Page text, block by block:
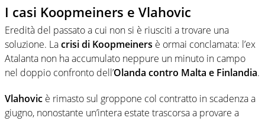
I casi Koopmeiners e Vlahovic
Eredità del passato a cui non si è riusciti a trovare una
soluzione. Lacrisi di Koopmeiners è ormai conclamata: l’ex
Atalanta non ha accumulato neppure un minuto in campo
nel doppio confronto dell’Olanda contro Malta e Finlandia.
Vlahovic è rimasto sul groppone col contratto in scadenza a
giugno, nonostante un’intera estate trascorsa a provare a